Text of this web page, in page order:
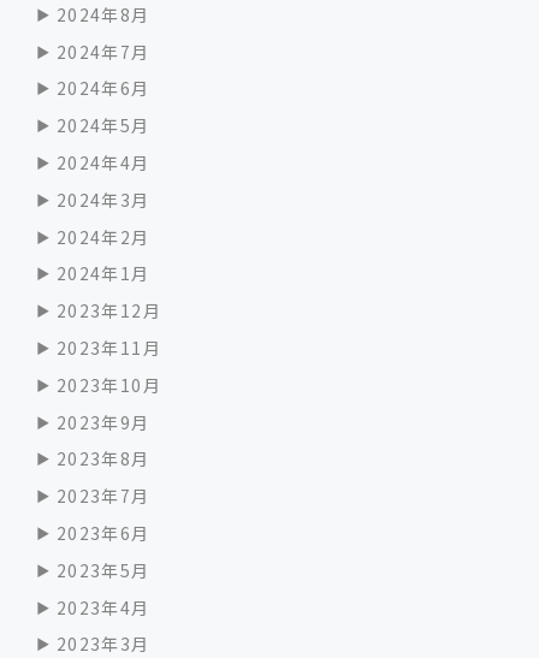
2024年8月
2024年7月
2024年6月
2024年5月
2024年4月
2024年3月
2024年2月
2024年1月
2023年12月
2023年11月
2023年10月
2023年9月
2023年8月
2023年7月
2023年6月
2023年5月
2023年4月
2023年3月